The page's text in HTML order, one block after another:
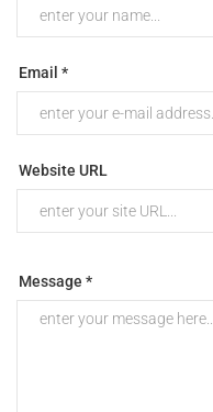
Email *
Website URL
Message *